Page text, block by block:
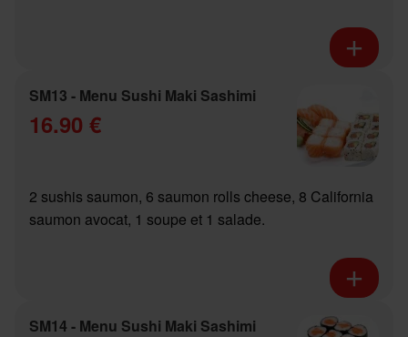
SM13 - Menu Sushi Maki Sashimi
16.90 €
2 sushis saumon, 6 saumon rolls cheese, 8 California
saumon avocat, 1 soupe et 1 salade.
SM14 - Menu Sushi Maki Sashimi